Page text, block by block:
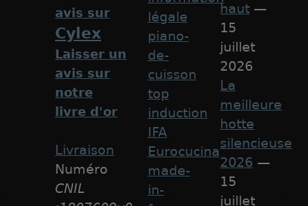
avis sur
Cylex
Laisser un
avis sur
notre
livre d'or
Livraison
Numéro
CNIL
légale
piano-
de-
cuisson
top
induction
IFA
Eurocucina
made-
in-
haut —
15
juillet
2026
La
meilleure
hotte
silencieuse
2026 —
15
juillet